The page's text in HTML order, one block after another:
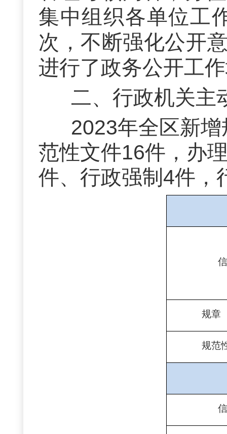
集中组织各单位工
次 ，不断强化公开
进行了政务公开工作
二、 行政机关主
2023年全区新
范性文件16件，办
件、行政强制4件，
规章
规范